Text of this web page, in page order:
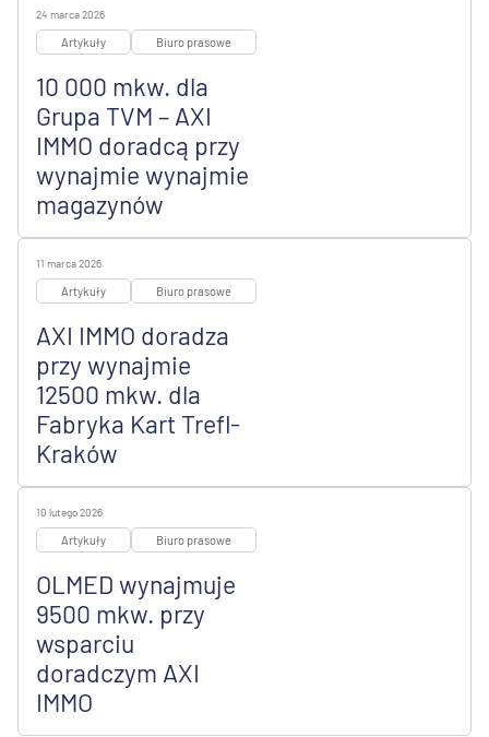
24 marca 2026
Artykuły Biuro prasowe
10 000 mkw. dla
Grupa TVM – AXI
IMMO doradcą przy
wynajmie wynajmie
magazynów
11 marca 2026
Artykuły Biuro prasowe
AXI IMMO doradza
przy wynajmie
12500 mkw. dla
Fabryka Kart Trefl-
Kraków
10 lutego 2026
Artykuły Biuro prasowe
OLMED wynajmuje
9500 mkw. przy
wsparciu
doradczym AXI
IMMO